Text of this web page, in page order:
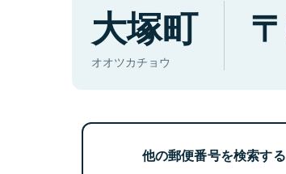
大塚町
オオツカチョウ
他の郵便番号を検索する